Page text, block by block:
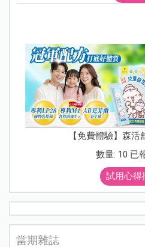
【免費體驗】森
數量: 10 已
試用心得
當期雜誌